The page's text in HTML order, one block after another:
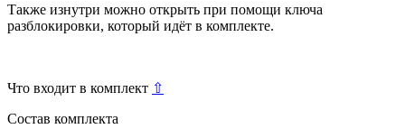
Также изнутри можно открыть при помощи ключа
разблокировки, который идёт в комплекте.
Что входит в комплект ⇧
Состав комплекта